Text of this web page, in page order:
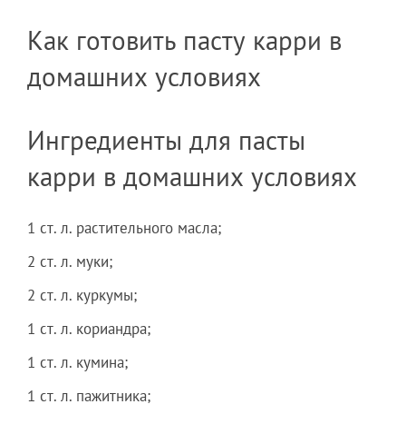
Как готовить пасту карри в
домашних условиях
Ингредиенты для пасты
карри в домашних условиях
1 ст. л. растительного масла;
2 ст. л. муки;
2 ст. л. куркумы;
1 ст. л. кориандра;
1 ст. л. кумина;
1 ст. л. пажитника;